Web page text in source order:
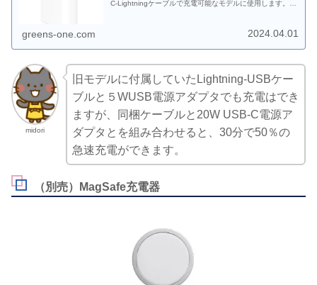
C-Lightningケーブルで充電可能なモデルに使用します。
greens-one.com 2024.04.01
midori
旧モデルに付属していたLightning-USBケー
ブルと５WUSB電源アダプタでも充電はでき
ますが、同梱ケーブルと20W USB-C電源ア
ダプタとを組み合わせると、30分で50％の
急速充電ができます。
（別売）MagSafe充電器